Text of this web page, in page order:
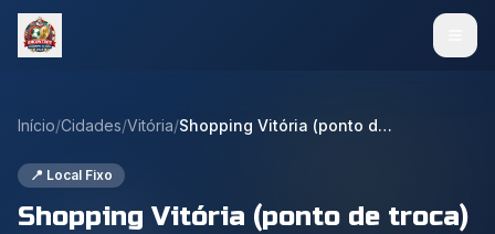
Início/Cidades/Vitória/ Shopping Vitória (ponto de troca)
📍 Local Fixo
Shopping Vitória (ponto de troca)